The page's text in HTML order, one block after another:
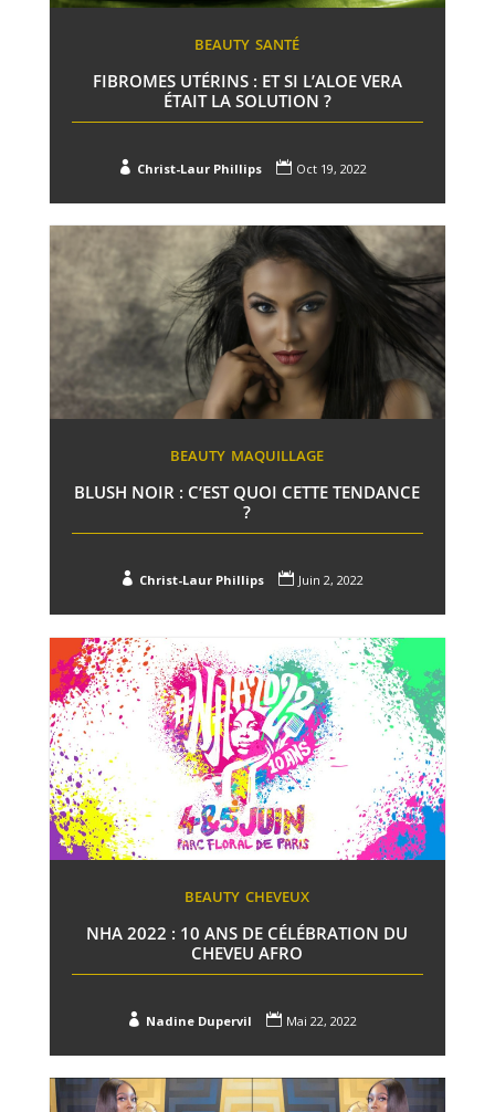
BEAUTY SANTÉ
FIBROMES UTÉRINS : ET SI L’ALOE VERA
ÉTAIT LA SOLUTION ?
 Christ-Laur Phillips  Oct 19, 2022
BEAUTY MAQUILLAGE
BLUSH NOIR : C’EST QUOI CETTE TENDANCE
?
 Christ-Laur Phillips  Juin 2, 2022
BEAUTY CHEVEUX
NHA 2022 : 10 ANS DE CÉLÉBRATION DU
CHEVEU AFRO
 Nadine Dupervil  Mai 22, 2022